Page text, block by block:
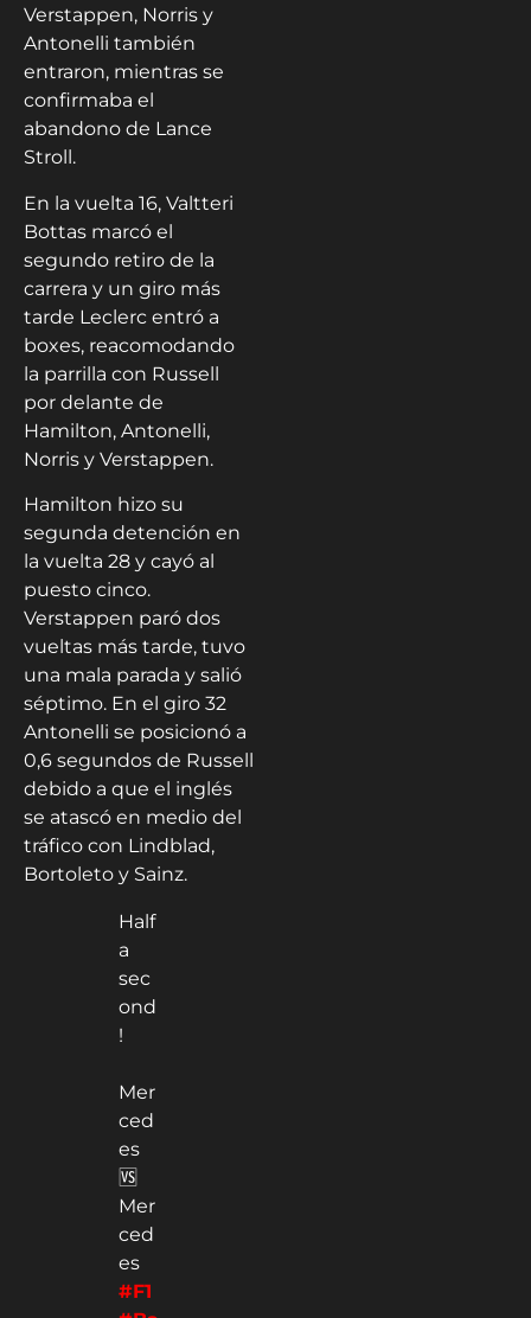
Verstappen, Norris y
Antonelli también
entraron, mientras se
confirmaba el
abandono de Lance
Stroll.
En la vuelta 16, Valtteri
Bottas marcó el
segundo retiro de la
carrera y un giro más
tarde Leclerc entró a
boxes, reacomodando
la parrilla con Russell
por delante de
Hamilton, Antonelli,
Norris y Verstappen.
Hamilton hizo su
segunda detención en
la vuelta 28 y cayó al
puesto cinco.
Verstappen paró dos
vueltas más tarde, tuvo
una mala parada y salió
séptimo. En el giro 32
Antonelli se posicionó a
0,6 segundos de Russell
debido a que el inglés
se atascó en medio del
tráfico con Lindblad,
Bortoleto y Sainz.
Half
a
sec
ond
!
Mer
ced
es
🆚
Mer
ced
es
#F1